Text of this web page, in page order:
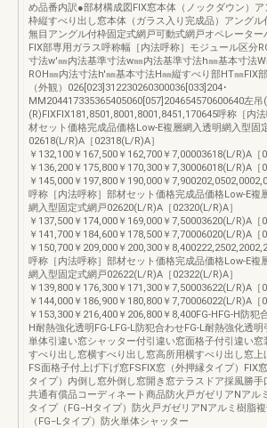
め品番内訳●部材構成図FIX窓本体（ノックダウン）ア
枠縦すべり出し窓本体（ガラス入り完成品）アングル
無目アングル付枠固定式網戸可動式網戸オペレーター
FIX部専用ガラス呼称幅［内法呼称］モジュール区分
寸法w'㎜内法基準寸法w㎜内法基準寸法h㎜基本寸法
ROH㎜内法寸法h'㎜基本寸法H㎜縦すべり部HT㎜FIX
（外観）026[023]312230260300036[033]204･
MM204417335365405060[057]204654570600640左吊
(R)FIXFIX181,8501,8001,8001,8451,170645呼称［内
材セット価格完成品価格Low-E複層網入透明網入型固
02618(L/R)A［02318(L/R)A］
￥132,100￥167,500￥162,700￥7,00003618(L/R)A［
￥136,200￥175,800￥170,300￥7,30006018(L/R)A［
￥145,000￥197,800￥190,000￥
呼称［内法呼称］部材セット価格完成品価格Low-E複
網入型固定式網戸02620(L/R)A［02320(L/R)A］
￥137,500￥174,000￥169,000￥7,50003620(L/R)A［
￥141,700￥184,600￥178,500￥7,70006020(L/R)A［
￥150,700￥209,000￥200,300￥
呼称［内法呼称］部材セット価格完成品価格Low-E複
網入型固定式網戸02622(L/R)A［02322(L/R)A］
￥139,800￥176,300￥171,300￥7,50003622(L/R)A［
￥144,000￥186,900￥180,800￥7,70006022(L/R)A［
￥153,300￥216,400￥206,800￥8,400FG-HFG-H防犯
H耐熱強化透明FG-LFG-L防犯合わせFG-L耐熱強化透明
単体引違い窓シャッター付引違い窓面格子付引違い窓
すべり出し窓横すべり出し窓高所用横すべり出し窓上
FS面格子付上げ下げ窓FSFIX窓（外押縁タイプ）FIX
タイプ）内倒し窓外倒し窓開き窓テラスドア採風勝手
共通有償品コーディネート商品防火戸ガゼリアNアル
タイプ（FG−Hタイプ）防火戸ガゼリアNアルミ樹脂
（FG−Lタイプ）防火単体シャッター